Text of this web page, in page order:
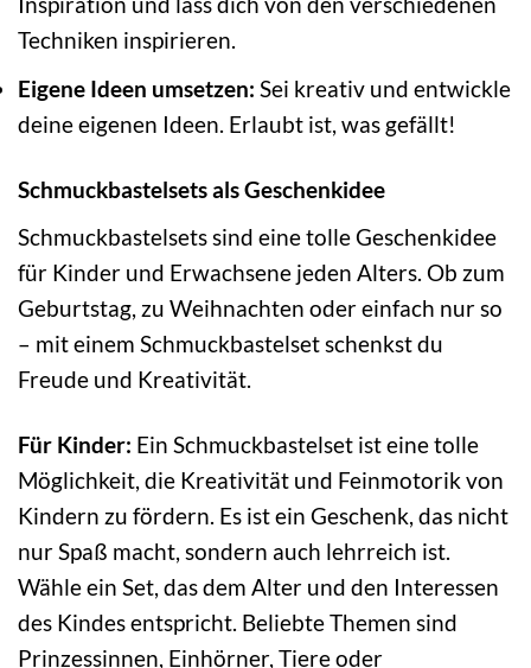
Techniken inspirieren.
Eigene Ideen umsetzen: Sei kreativ und entwickle
deine eigenen Ideen. Erlaubt ist, was gefällt!
Schmuckbastelsets als Geschenkidee
Schmuckbastelsets sind eine tolle Geschenkidee
für Kinder und Erwachsene jeden Alters. Ob zum
Geburtstag, zu Weihnachten oder einfach nur so
– mit einem Schmuckbastelset schenkst du
Freude und Kreativität.
Für Kinder: Ein Schmuckbastelset ist eine tolle
Möglichkeit, die Kreativität und Feinmotorik von
Kindern zu fördern. Es ist ein Geschenk, das nicht
nur Spaß macht, sondern auch lehrreich ist.
Wähle ein Set, das dem Alter und den Interessen
des Kindes entspricht. Beliebte Themen sind
Prinzessinnen, Einhörner, Tiere oder